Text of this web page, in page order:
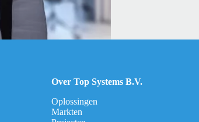
Over Top Systems B.V.
Oplossingen
Markten